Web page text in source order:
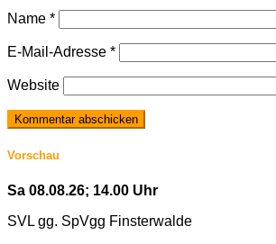
Name *
E-Mail-Adresse *
Website
Vorschau
Sa 08.08.26; 14.00 Uhr
SVL gg. SpVgg Finsterwalde